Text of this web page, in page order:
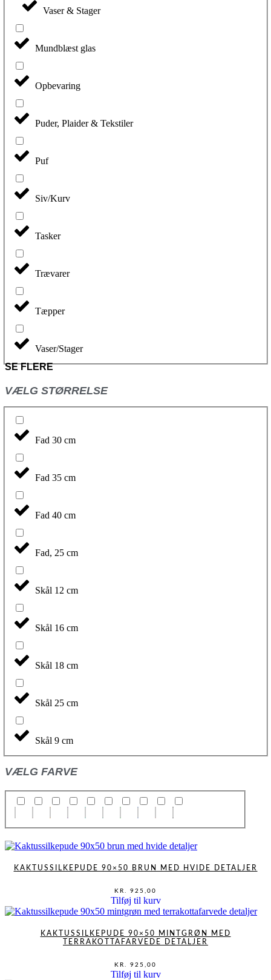
Vaser & Stager
Mundblæst glas
Opbevaring
Puder, Plaider & Tekstiler
Puf
Siv/Kurv
Tasker
Trævarer
Tæpper
Vaser/Stager
SE FLERE
VÆLG STØRRELSE
Fad 30 cm
Fad 35 cm
Fad 40 cm
Fad, 25 cm
Skål 12 cm
Skål 16 cm
Skål 18 cm
Skål 25 cm
Skål 9 cm
VÆLG FARVE
KAKTUSSILKEPUDE 90×50 BRUN MED HVIDE DETALJER
KR. 925,00
Tilføj til kurv
KAKTUSSILKEPUDE 90×50 MINTGRØN MED
TERRAKOTTAFARVEDE DETALJER
KR. 925,00
Tilføj til kurv